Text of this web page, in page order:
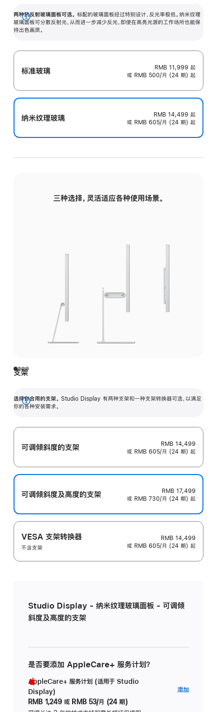
两种抗反射玻璃面板可选。 标配的玻璃面板经过特别设计，反光率极低。纳米纹理
玻璃面板可分散反射光，从而进一步减少反光，即使在高亮光源的工作场所也能保
持出色画质。
展
开
标准玻璃 RMB 11,999 起
或 RMB 500/月 (24 期) 起
纳米纹理玻璃 RMB 14,499 起
或 RMB 605/月 (24 期) 起
三种选择，灵活适应各种使用场景。
支架
选择你合用的支架。 Studio Display 有两种支架和一种支架转换器可选，以满足
你的各种安装需求。
展
可调倾斜度的支架
RMB 14,499
或 RMB 605/月 (24 期) 起
可调倾斜度及高‍度的支‍架
RMB 17,499
或 RMB 730/月 (24 期) 起
VESA 支架转换器
不含支架
RMB 14,499
或 RMB 605/月 (24 期) 起
Studio Display - 纳米纹理玻璃面板 - 可调倾
斜度及高度的支架
是否要添加 AppleCare+ 服务计划？
AppleCare+ 服务计划 (适用于 Studio
Display)
RMB 1,249 或 RMB 53/月 (24 期)
添加